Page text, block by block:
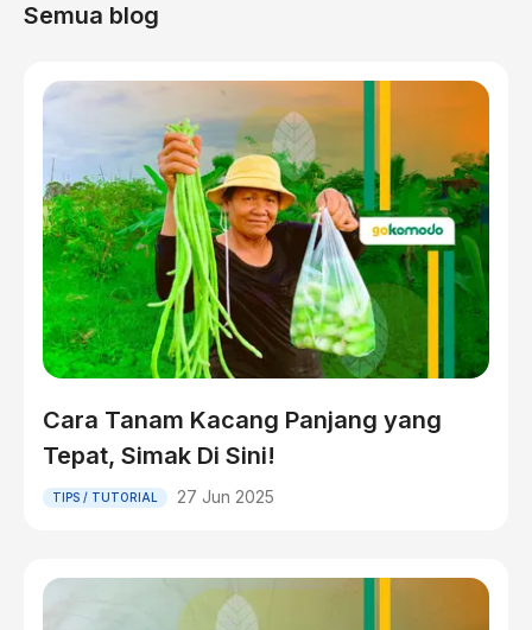
Semua blog
Cara Tanam Kacang Panjang yang
Tepat, Simak Di Sini!
TIPS / TUTORIAL 27 Jun 2025